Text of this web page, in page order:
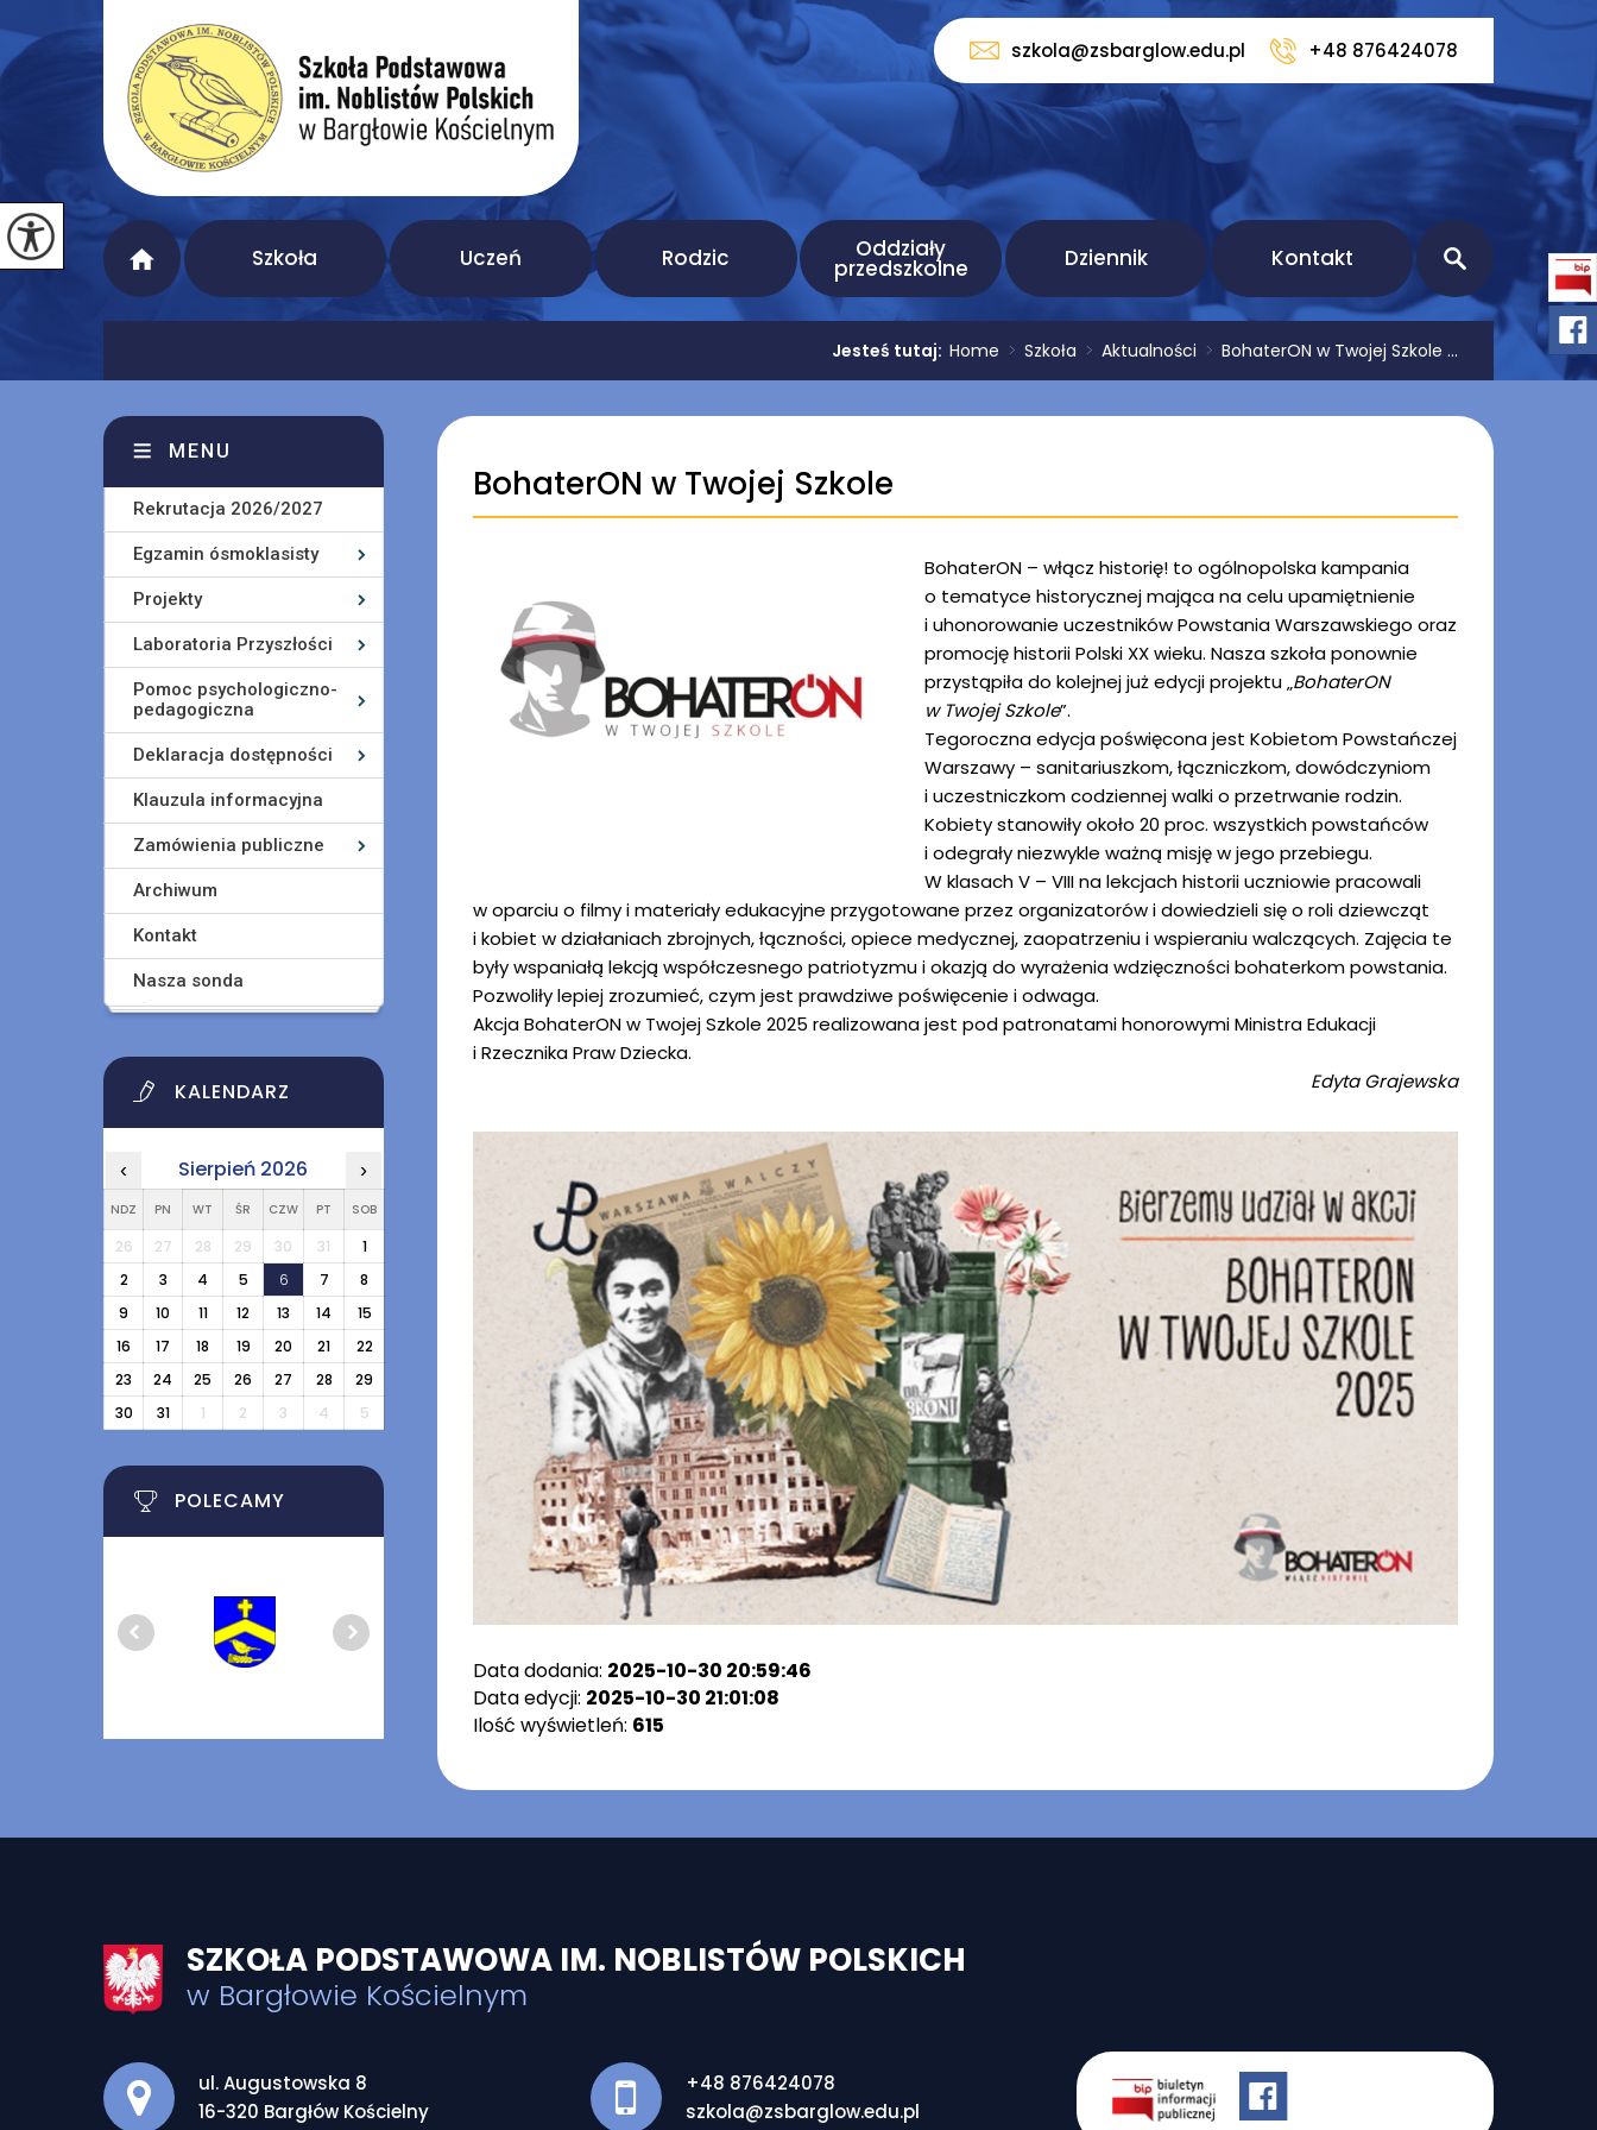
szkola@zsbarglow.edu.pl +48 876424078
Szkoła Uczeń Rodzic Oddziały
przedszkolne Dziennik Kontakt
Jesteś tutaj: Home > Szkoła > Aktualności > BohaterON w Twojej Szkole ...
BohaterON w Twojej Szkole
BohaterON – włącz historię! to ogólnopolska kampania
o tematyce historycznej mająca na celu upamiętnienie
i uhonorowanie uczestników Powstania Warszawskiego oraz
promocję historii Polski XX wieku. Nasza szkoła ponownie
przystąpiła do kolejnej już edycji projektu „BohaterON
w Twojej Szkole”.
Tegoroczna edycja poświęcona jest Kobietom Powstańczej
Warszawy – sanitariuszkom, łączniczkom, dowódczyniom
i uczestniczkom codziennej walki o przetrwanie rodzin.
Kobiety stanowiły około 20 proc. wszystkich powstańców
i odegrały niezwykle ważną misję w jego przebiegu.
W klasach V – VIII na lekcjach historii uczniowie pracowali
w oparciu o filmy i materiały edukacyjne przygotowane przez organizatorów i dowiedzieli się o roli dziewcząt
i kobiet w działaniach zbrojnych, łączności, opiece medycznej, zaopatrzeniu i wspieraniu walczących. Zajęcia te
były wspaniałą lekcją współczesnego patriotyzmu i okazją do wyrażenia wdzięczności bohaterkom powstania.
Pozwoliły lepiej zrozumieć, czym jest prawdziwe poświęcenie i odwaga.
Akcja BohaterON w Twojej Szkole 2025 realizowana jest pod patronatami honorowymi Ministra Edukacji
i Rzecznika Praw Dziecka.
Edyta Grajewska
Data dodania: 2025-10-30 20:59:46
Data edycji: 2025-10-30 21:01:08
Ilość wyświetleń: 615
MENU
Rekrutacja 2026/2027
Egzamin ósmoklasisty
Projekty
Laboratoria Przyszłości
Pomoc psychologiczno-
pedagogiczna
Deklaracja dostępności
Klauzula informacyjna
Zamówienia publiczne
Archiwum
Kontakt
Nasza sonda
KALENDARZ
‹ Sierpień 2026 ›
NDZ PN WT ŚR CZW PT SOB
26 27 28 29 30 31
1
2
3 4 5 6 7
8
9
10 11 12 13 14
15
16
17 18 19 20 21
22
23
24 25 26 27 28
29
30
31 1 2 3 4 5
POLECAMY
SZKOŁA PODSTAWOWA IM. NOBLISTÓW POLSKICH
w Bargłowie Kościelnym
Adres pocztowy:
ul. Augustowska 8
16-320 Bargłów Kościelny
+48 876424078
szkola@zsbarglow.edu.pl